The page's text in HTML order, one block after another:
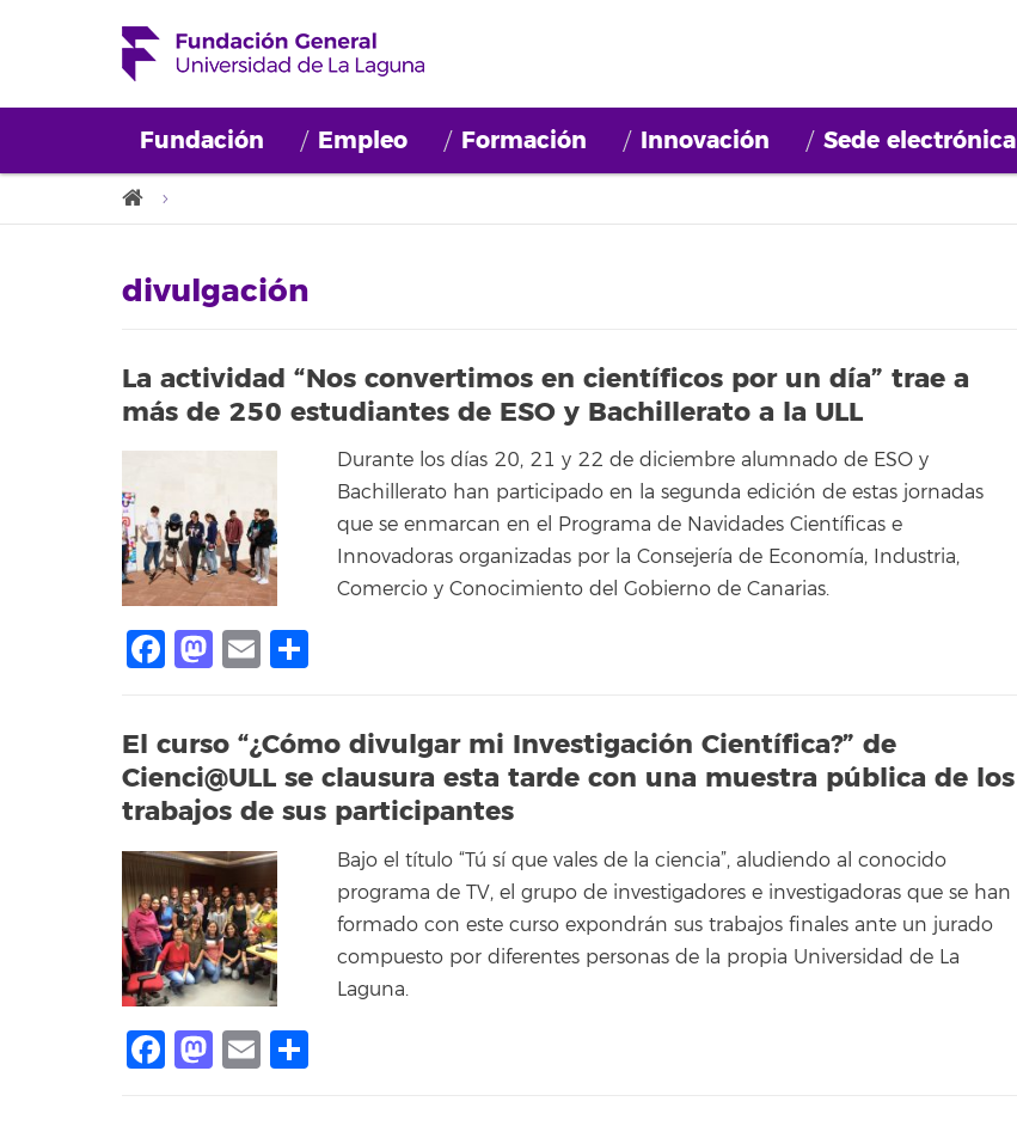
Fundación Empleo Formación Innovación Sede electrónica
divulgación
La actividad “Nos convertimos en científicos por un día” trae a
más de 250 estudiantes de ESO y Bachillerato a la ULL
Durante los días 20, 21 y 22 de diciembre alumnado de ESO y
Bachillerato han participado en la segunda edición de estas jornadas
que se enmarcan en el Programa de Navidades Científicas e
Innovadoras organizadas por la Consejería de Economía, Industria,
Comercio y Conocimiento del Gobierno de Canarias.
Facebook
Mastodon
Email
El curso “¿Cómo divulgar mi Investigación Científica?” de
Cienci@ULL se clausura esta tarde con una muestra pública de los
trabajos de sus participantes
Bajo el título “Tú sí que vales de la ciencia”, aludiendo al conocido
programa de TV, el grupo de investigadores e investigadoras que se han
formado con este curso expondrán sus trabajos finales ante un jurado
compuesto por diferentes personas de la propia Universidad de La
Laguna.
Facebook
Mastodon
Email